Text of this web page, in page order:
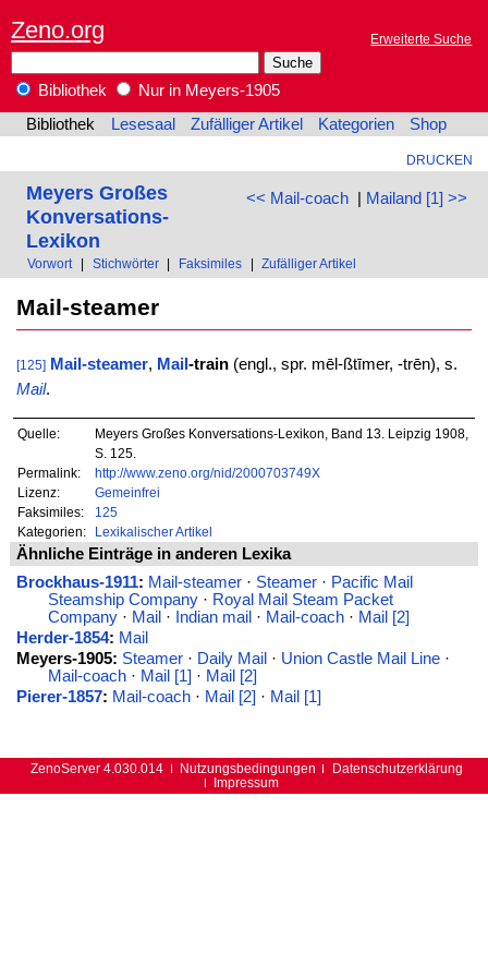
Zeno.org Erweiterte Suche
Bibliothek
Nur in Meyers-1905
Bibliothek
Lesesaal Zufälliger Artikel Kategorien Shop
DRUCKEN
<< Mail-coach| Mailand [1] >>
Meyers Großes
Konversations-
Lexikon
Vorwort Stichwörter Faksimiles Zufälliger Artikel
Mail-steamer
[125] Mail-steamer, Mail -train(engl., spr. mēl-ßtīmer, -trēn), s.
Mail.
Quelle:
Meyers Großes Konversations-Lexikon, Band 13. Leipzig 1908,
S. 125.
Permalink:
http://www.zeno.org/nid/2000703749X
Lizenz:
Gemeinfrei
Faksimiles:
125
Kategorien:
Lexikalischer Artikel
Ähnliche Einträge in anderen Lexika
Brockhaus-1911: Mail-steamer· Steamer· Pacific Mail
Steamship Company· Royal Mail Steam Packet
Company· Mail · Indian mail · Mail-coach· Mail [2]
Herder-1854: Mail
Meyers-1905: Steamer· Daily Mail · Union Castle Mail Line·
Mail-coach· Mail [1] · Mail [2]
Pierer-1857: Mail-coach· Mail [2] · Mail [1]
ZenoServer 4.030.014 Nutzungsbedingungen
Datenschutzerklärung
Impressum